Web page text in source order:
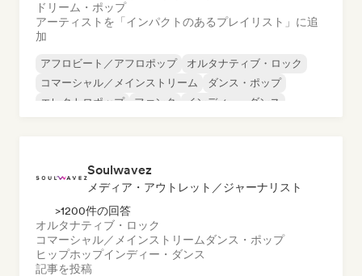
ドリーム・ポップ
アーティストを「インパクトのあるプレイリスト」に追
加
アフロビート／アフロポップ
オルタナティブ・ロック
コマーシャル／メインストリーム
ダンス・ポップ
エレクトロポップ
ファンク
インディー・ダンス
Soulwavez
メディア・アウトレット／ジャーナリスト
>1200件の回答
オルタナティブ・ロック
コマーシャル／メインストリーム ダンス・ポップ
ヒップホップインディー・ダンス
記事を投稿